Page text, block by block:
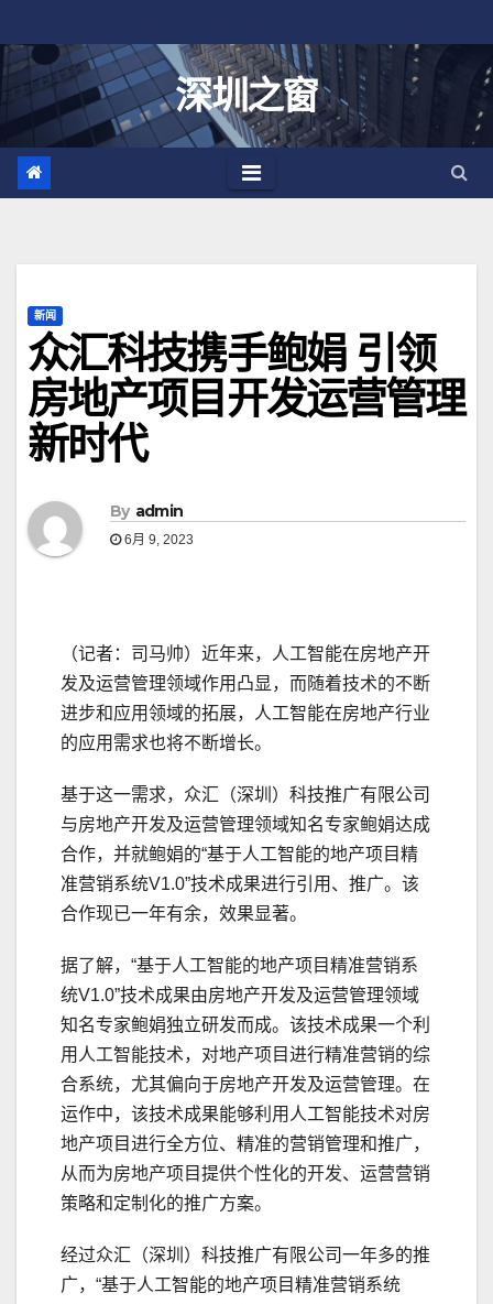
至
深圳之窗
新闻
众汇科技携手鲍娟 引领
房地产项目开发运营管理
新时代
By admin
6月 9, 2023
（记者：司马帅）近年来，人工智能在房地产开
发及运营管理领域作用凸显，而随着技术的不断
进步和应用领域的拓展，人工智能在房地产行业
的应用需求也将不断增长。
基于这一需求，众汇（深圳）科技推广有限公司
与房地产开发及运营管理领域知名专家鲍娟达成
合作，并就鲍娟的“基于人工智能的地产项目精
准营销系统V1.0”技术成果进行引用、推广。该
合作现已一年有余，效果显著。
据了解，“基于人工智能的地产项目精准营销系
统V1.0”技术成果由房地产开发及运营管理领域
知名专家鲍娟独立研发而成。该技术成果一个利
用人工智能技术，对地产项目进行精准营销的综
合系统，尤其偏向于房地产开发及运营管理。在
运作中，该技术成果能够利用人工智能技术对房
地产项目进行全方位、精准的营销管理和推广，
从而为房地产项目提供个性化的开发、运营营销
策略和定制化的推广方案。
经过众汇（深圳）科技推广有限公司一年多的推
广，“基于人工智能的地产项目精准营销系统